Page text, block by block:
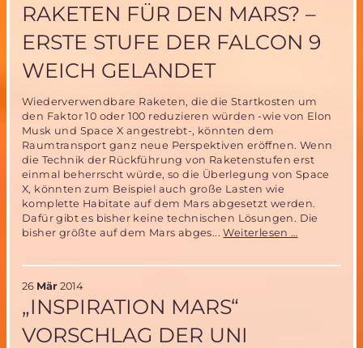
Decelerator
vor
RAKETEN FÜR DEN MARS? –
ERSTE STUFE DER FALCON 9
WEICH GELANDET
Wiederverwendbare Raketen, die die Startkosten um
den Faktor 10 oder 100 reduzieren würden -wie von Elon
Musk und Space X angestrebt-, könnten dem
Raumtransport ganz neue Perspektiven eröffnen. Wenn
die Technik der Rückführung von Raketenstufen erst
einmal beherrscht würde, so die Überlegung von Space
X, könnten zum Beispiel auch große Lasten wie
komplette Habitate auf dem Mars abgesetzt werden.
Dafür gibt es bisher keine technischen Lösungen. Die
bisher größte auf dem Mars abges...Weiterlesen …
26 Mär 2014
„INSPIRATION MARS“
VORSCHLAG DER UNI